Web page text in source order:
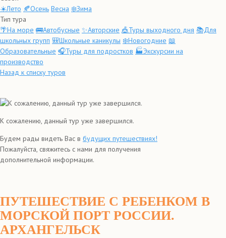
☀️Лето 🍂Осень Весна ❄️Зима
Тип тура
🌴На море 🚌Автобусные ✨Авторские 🎪Туры выходного дня 📚Для
школьных групп 🎒Школьные каникулы ❄️Новогодние 📖
Образовательные 🎧Туры для подростков 🏭Экскурсии на
производство
Назад к списку туров
К сожалению, данный тур уже завершился.
Будем рады видеть Вас в будущих путешествиях!
Пожалуйста, свяжитесь с нами для получения
дополнительной информации.
ПУТЕШЕСТВИЕ С РЕБЕНКОМ В
МОРСКОЙ ПОРТ РОССИИ.
АРХАНГЕЛЬСК